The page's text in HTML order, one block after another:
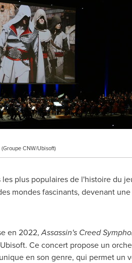
CNW/Ubisoft)
plus populaires de l'histoire du
mondes fascinants, devenant
en 2022,Assassin's Creed
Ce concert propose un
en son genre, qui permet un